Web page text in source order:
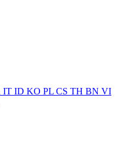
IT ID KO PL CS TH BN VI